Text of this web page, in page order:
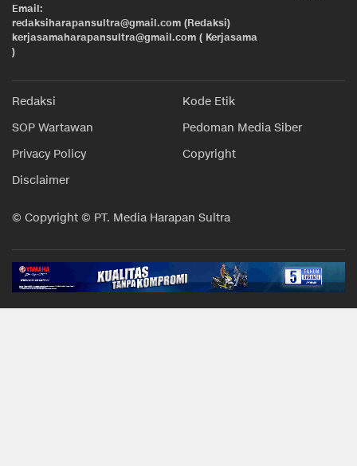
Email:
redaksiharapansultra@gmail.com (Redaksi)
kerjasamaharapansultra@gmail.com ( Kerjasama
)
Redaksi
Kode Etik
SOP Wartawan
Pedoman Media Siber
Privacy Policy
Copyright
Disclaimer
© Copyright © PT. Media Harapan Sultra